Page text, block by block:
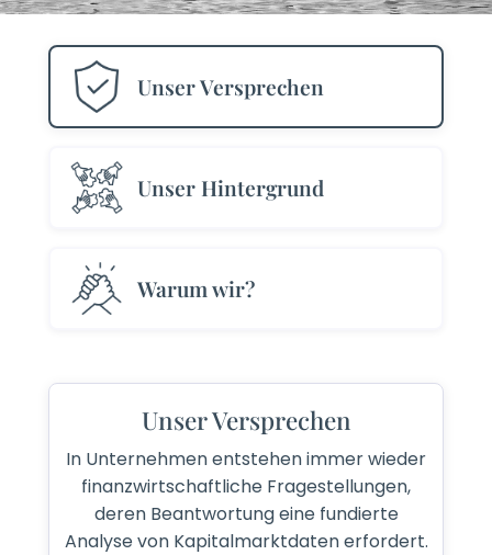
Unser Versprechen
Unser Hintergrund
Warum wir?
Unser Versprechen
In Unternehmen entstehen immer wieder
finanzwirtschaftliche Fragestellungen,
deren Beantwortung eine fundierte
Analyse von Kapitalmarktdaten erfordert.